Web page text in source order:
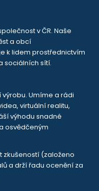
v ČR. Naše
a obcí
k lidem prostřednictvím
sociálních sítí.
Umíme a rádi
virtuální realitu,
výhodu snadné
osvědčeným
zkušeností (založeno
a drží řadu ocenění za